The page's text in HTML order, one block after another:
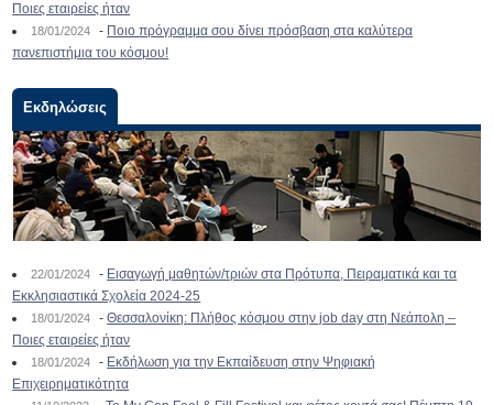
Ποιες εταιρείες ήταν
18/01/2024 - Ποιο πρόγραμμα σου δίνει πρόσβαση στα καλύτερα
πανεπιστήμια του κόσμου!
Εκδηλώσεις
22/01/2024 - Εισαγωγή μαθητών/τριών στα Πρότυπα, Πειραματικά και τα
Εκκλησιαστικά Σχολεία 2024-25
18/01/2024 -Θεσσαλονίκη: Πλήθος κόσμου στην job day στη Νεάπολη –
Ποιες εταιρείες ήταν
18/01/2024 - Εκδήλωση για την Εκπαίδευση στην Ψηφιακή
Επιχειρηματικότητα